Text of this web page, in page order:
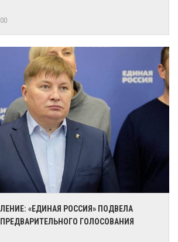
«ЕДИНАЯ РОССИЯ» ПОДВЕЛА
ГОЛОСОВАНИЯ